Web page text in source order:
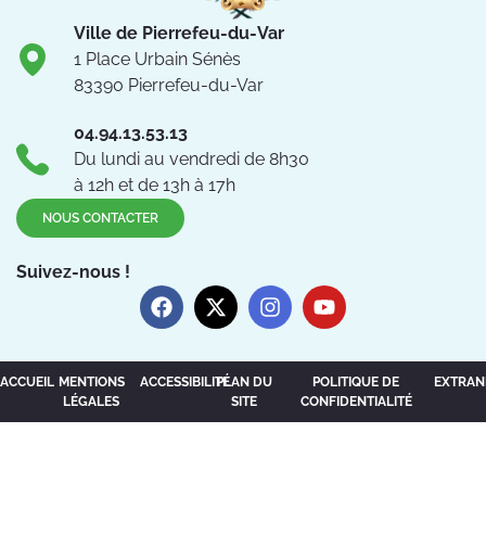
Ville de Pierrefeu-du-Var
1 Place Urbain Sénès
83390 Pierrefeu-du-Var
04.94.13.53.13
Du lundi au vendredi de 8h30
à 12h et de 13h à 17h
NOUS CONTACTER
Suivez-nous !
ACCUEIL MENTIONS
LÉGALES
ACCESSIBILITÉPLAN DU
SITE
POLITIQUE DE
CONFIDENTIALITÉ